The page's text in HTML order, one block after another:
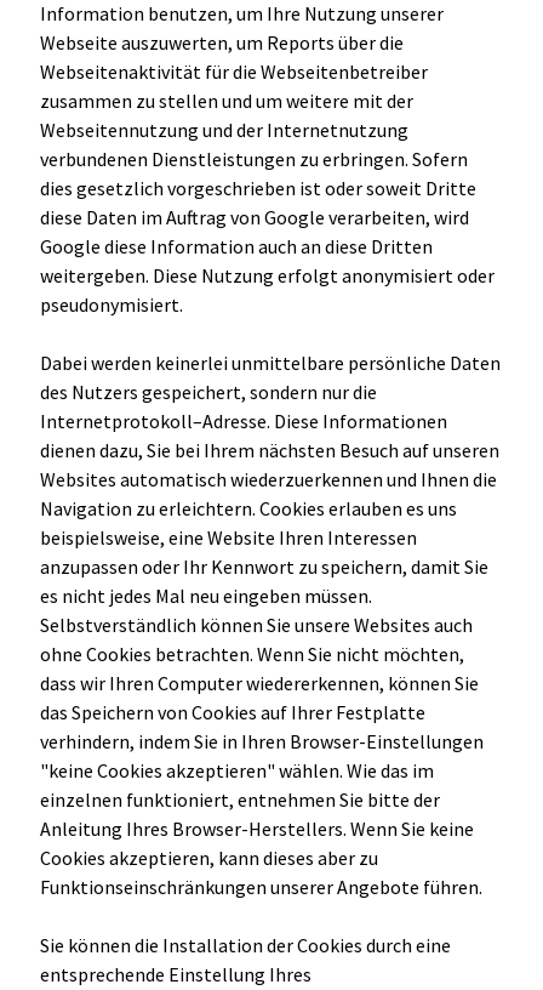
Information benutzen, um Ihre Nutzung unserer
Webseite auszuwerten, um Reports über die
Webseitenaktivität für die Webseitenbetreiber
zusammen zu stellen und um weitere mit der
Webseitennutzung und der Internetnutzung
verbundenen Dienstleistungen zu erbringen. Sofern
dies gesetzlich vorgeschrieben ist oder soweit Dritte
diese Daten im Auftrag von Google verarbeiten, wird
Google diese Information auch an diese Dritten
weitergeben. Diese Nutzung erfolgt anonymisiert oder
pseudonymisiert.
Dabei werden keinerlei unmittelbare persönliche Daten
des Nutzers gespeichert, sondern nur die
Internetprotokoll–Adresse. Diese Informationen
dienen dazu, Sie bei Ihrem nächsten Besuch auf unseren
Websites automatisch wiederzuerkennen und Ihnen die
Navigation zu erleichtern. Cookies erlauben es uns
beispielsweise, eine Website Ihren Interessen
anzupassen oder Ihr Kennwort zu speichern, damit Sie
es nicht jedes Mal neu eingeben müssen.
Selbstverständlich können Sie unsere Websites auch
ohne Cookies betrachten. Wenn Sie nicht möchten,
dass wir Ihren Computer wiedererkennen, können Sie
das Speichern von Cookies auf Ihrer Festplatte
verhindern, indem Sie in Ihren Browser-Einstellungen
"keine Cookies akzeptieren" wählen. Wie das im
einzelnen funktioniert, entnehmen Sie bitte der
Anleitung Ihres Browser-Herstellers. Wenn Sie keine
Cookies akzeptieren, kann dieses aber zu
Funktionseinschränkungen unserer Angebote führen.
Sie können die Installation der Cookies durch eine
entsprechende Einstellung Ihres